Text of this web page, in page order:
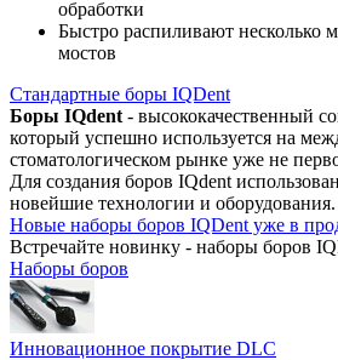
обработки
Быстро распиливают несколько
мостов
Стандартные боры IQDent
Боры IQdent - высококачественный
который успешно используется на
стоматологическом рынке уже не
Для создания боров IQdent
новейшие технологии и оборудования.
Новые наборы боров IQDent уже в
Встречайте новинку - наборы боров
Наборы боров
Инновационное покрытие DLC